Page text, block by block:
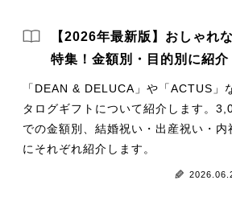
【2026年最新版】おしゃれ
特集！金額別・目的別に紹介
「DEAN & DELUCA」や「ACTUS」
タログギフトについて紹介します。
での金額別、結婚祝い・出産祝い・内
にそれぞれ紹介します。